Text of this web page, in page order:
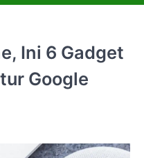
Ini 6 Gadget
Google